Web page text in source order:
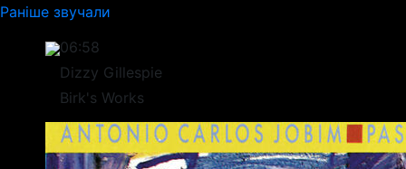
Раніше звучали
06:58
Dizzy Gillespie
Birk's Works